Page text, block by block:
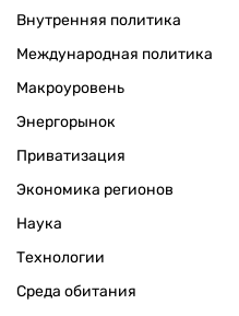
Внутренняя политика
Международная политика
Макроуровень
Энергорынок
Приватизация
Экономика регионов
Наука
Технологии
Среда обитания